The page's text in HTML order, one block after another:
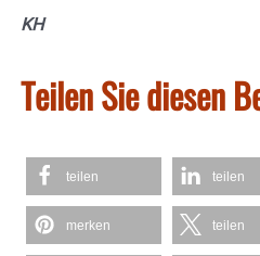
KH
Teilen Sie diesen
teilen teilen
merken teilen